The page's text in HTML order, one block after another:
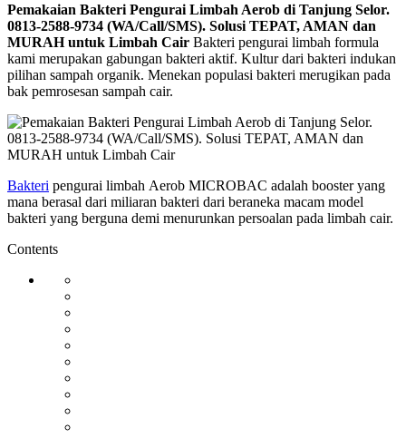
Pemakaian Bakteri Pengurai Limbah Aerob di Tanjung Selor.
0813-2588-9734 (WA/Call/SMS). Solusi TEPAT, AMAN dan
MURAH untuk Limbah Cair Bakteri pengurai limbah formula
kami merupakan gabungan bakteri aktif. Kultur dari bakteri indukan
pilihan sampah organik. Menekan populasi bakteri merugikan pada
bak pemrosesan sampah cair.
Bakteri pengurai limbah Aerob MICROBAC adalah booster yang
mana berasal dari miliaran bakteri dari beraneka macam model
bakteri yang berguna demi menurunkan persoalan pada limbah cair.
Contents